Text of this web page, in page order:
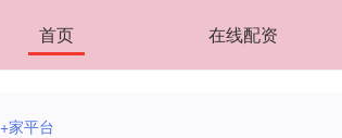
首页 在线配资
+家平台